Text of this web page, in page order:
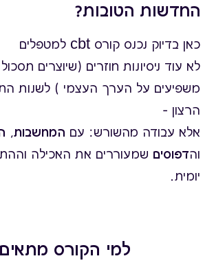
החדשות הטובות?
כאן בדיוק נכנס קורס cbt למטפלים
לא עוד ניסיונות חוזרים (שיוצרים
משפיעים על הערך העצמי ) לשנות
הרצון –
אלא עבודה מהשורש: עם המחשבות,
והדפוסים שמעוררים את האכילה
יומית.
למי הקורס